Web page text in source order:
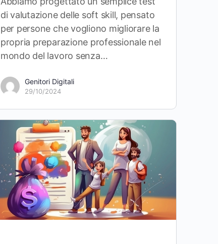
di valutazione delle soft skill, pensato
per persone che vogliono migliorare la
propria preparazione professionale nel
mondo del lavoro senza…
Genitori Digitali
29/10/2024